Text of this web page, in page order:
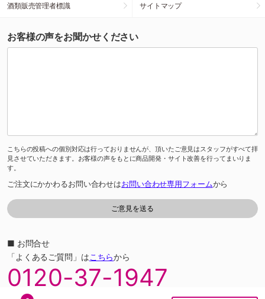
酒類販売管理者標識 サイトマップ
お客様の声をお聞かせください
こちらの投稿への個別対応は行っておりませんが、頂いたご意見はスタッフがすべて拝
見させていただきます。お客様の声をもとに商品開発・サイト改善を行ってまいりま
す。
ご注文にかかわるお問い合わせはお問い合わせ専用フォームから
■ お問合せ
「よくあるご質問」はこちらから
0120-37-1947